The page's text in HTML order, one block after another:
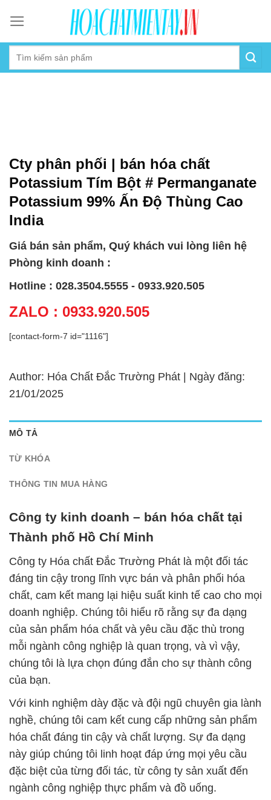
content
Cty phân phối | bán hóa chất
Potassium Tím Bột # Permanganate
Potassium 99% Ấn Độ Thùng Cao
India
Giá bán sản phẩm, Quý khách vui lòng liên hệ
Phòng kinh doanh :
Hotline : 028.3504.5555 - 0933.920.505
ZALO : 0933.920.505
[contact-form-7 id="1116"]
Author: Hóa Chất Đắc Trường Phát | Ngày đăng:
21/01/2025
MÔ TẢ
TỪ KHÓA
THÔNG TIN MUA HÀNG
Công ty kinh doanh – bán hóa chất tại
Thành phố Hồ Chí Minh
Công ty Hóa chất Đắc Trường Phát là một đối tác
đáng tin cậy trong lĩnh vực bán và phân phối hóa
chất, cam kết mang lại hiệu suất kinh tế cao cho mọi
doanh nghiệp. Chúng tôi hiểu rõ rằng sự đa dạng
của sản phẩm hóa chất và yêu cầu đặc thù trong
mỗi ngành công nghiệp là quan trọng, và vì vậy,
chúng tôi là lựa chọn đúng đắn cho sự thành công
của bạn.
Với kinh nghiệm dày đặc và đội ngũ chuyên gia lành
nghề, chúng tôi cam kết cung cấp những sản phẩm
hóa chất đáng tin cậy và chất lượng. Sự đa dạng
này giúp chúng tôi linh hoạt đáp ứng mọi yêu cầu
đặc biệt của từng đối tác, từ công ty sản xuất đến
ngành công nghiệp thực phẩm và đồ uống.